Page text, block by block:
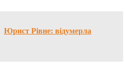
Юрист Рівне: відумерла